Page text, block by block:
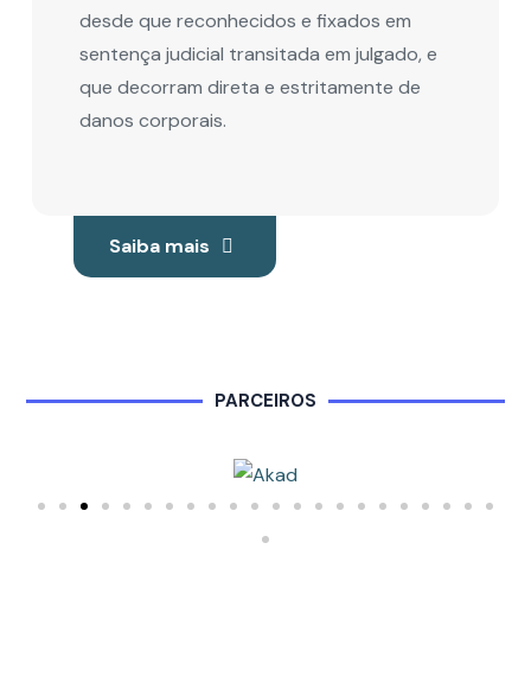
desde que reconhecidos e fixados em
sentença judicial transitada em julgado, e
que decorram direta e estritamente de
danos corporais.
Saiba mais
PARCEIROS